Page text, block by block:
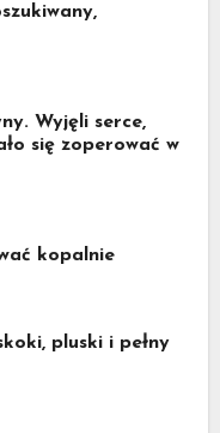
Wyjęli serce,
się zoperować w
kopalnie
pluski i pełny